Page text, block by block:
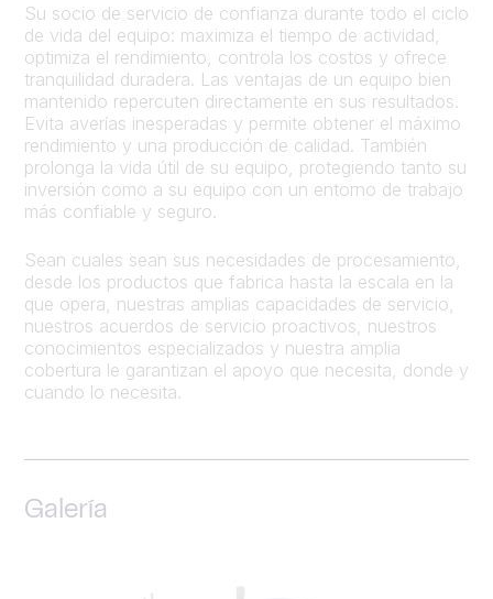
Su socio de servicio de confianza durante todo el ciclo
de vida del equipo: maximiza el tiempo de actividad,
optimiza el rendimiento, controla los costos y ofrece
tranquilidad duradera. Las ventajas de un equipo bien
mantenido repercuten directamente en sus resultados.
Evita averías inesperadas y permite obtener el máximo
rendimiento y una producción de calidad. También
prolonga la vida útil de su equipo, protegiendo tanto su
inversión como a su equipo con un entorno de trabajo
más confiable y seguro.
Sean cuales sean sus necesidades de procesamiento,
desde los productos que fabrica hasta la escala en la
que opera, nuestras amplias capacidades de servicio,
nuestros acuerdos de servicio proactivos, nuestros
conocimientos especializados y nuestra amplia
cobertura le garantizan el apoyo que necesita, donde y
cuando lo necesita.
Galería